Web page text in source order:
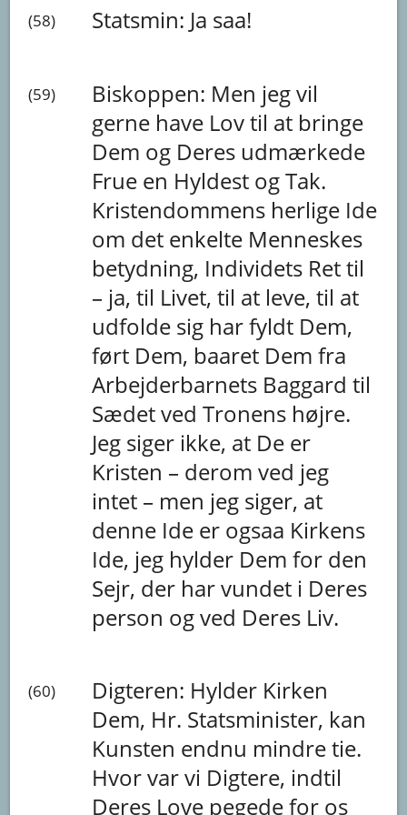
(58) Statsmin: Ja saa!
(59) Biskoppen: Men jegvil
gerne have Lovtil at bringe
Dem og Deres udmærkede
Frue en Hyldest ogTak.
Kristendommens herlige Ide
om det enkelte Menneskes
betydning, Individets Rettil
– ja,til Livet,til at leve,til at
udfolde sig harfyldt Dem,
ført Dem, baaret Demfra
Arbejderbarnets Baggardtil
SædetvedTronens højre.
Jeg siger ikke, at De er
Kristen – deromved jeg
intet – men jeg siger, at
denne Ide er ogsaa Kirkens
Ide, jeg hylder Demfor den
Sejr, der harvundet i Deres
person ogved Deres Liv.
(60) Digteren: Hylder Kirken
Dem, Hr. Statsminister, kan
Kunsten endnu mindretie.
Hvorvarvi Digtere, indtil
Deres Love pegedefor os